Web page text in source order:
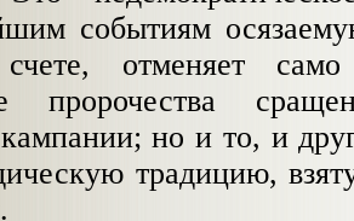
событиям
отменяет
пророчества
но и то, и
традицию,